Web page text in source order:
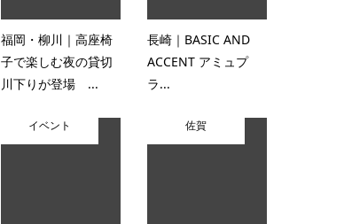
福岡・柳川｜高座椅
子で楽しむ夜の貸切
川下りが登場 ...
長崎｜BASIC AND
ACCENT アミュプ
ラ...
イベント 佐賀